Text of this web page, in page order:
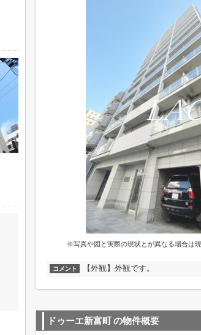
※写真や図と実際の現状とが異なる場合は
コメント 【外観】外観です。
ドゥーエ新富町の物件概要